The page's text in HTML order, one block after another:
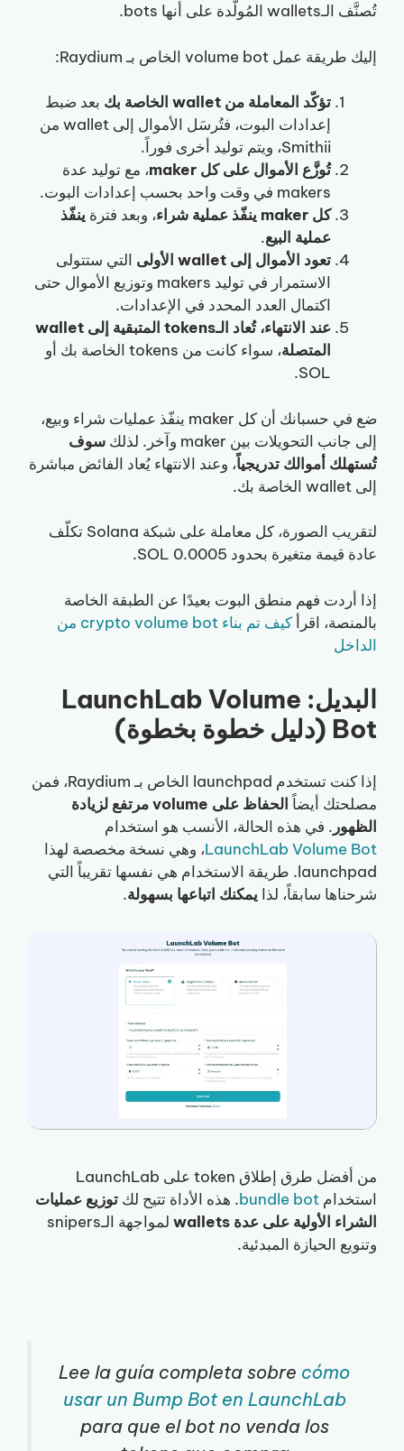
تُصنَّف الـwallets المُولَّدة على أنها bots.
إليك طريقة عمل volume bot الخاص بـ Raydium:
تؤكّد المعاملة من wallet الخاصة بك
بعد ضبط
إعدادات البوت، فتُرسَل الأموال إلى wallet من
Smithii، ويتم توليد أخرى فوراً.
تُوزَّع الأموال على كل maker
، مع توليد عدة
makers في وقت واحد بحسب إعدادات البوت.
كل maker ينفّذ عملية شراء
، وبعد فترة ينفّذ
عملية البيع.
تعود الأموال إلى wallet الأولى
التي ستتولى
الاستمرار في توليد makers وتوزيع الأموال حتى
اكتمال العدد المحدد في الإعدادات.
عند الانتهاء، تُعاد الـtokens المتبقية إلى wallet
المتصلة
، سواء كانت من tokens الخاصة بك أو
SOL.
ضع في حسبانك أن كل maker ينفّذ عمليات شراء وبيع،
إلى جانب التحويلات بين maker وآخر. لذلك
سوف
تُستهلك أموالك تدريجياً، وعند الانتهاء يُعاد الفائض مباشرة
إلى wallet الخاصة بك.
لتقريب الصورة، كل معاملة على شبكة Solana تكلّف
عادة قيمة متغيرة بحدود 0.0005 SOL.
إذا أردت فهم منطق البوت بعيدًا عن الطبقة الخاصة
بالمنصة، اقرأ
كيف تم بناء crypto volume bot من
الداخل
البديل: LaunchLab Volume
Bot (دليل خطوة بخطوة)
إذا كنت تستخدم launchpad الخاص بـ Raydium، فمن
مصلحتك أيضاً
الحفاظ على volume مرتفع لزيادة
الظهور . في هذه الحالة، الأنسب هو استخدام
LaunchLab Volume Bot، وهي نسخة مخصصة لهذا
launchpad. طريقة الاستخدام هي نفسها تقريباً التي
شرحناها سابقاً، لذا يمكنك اتباعها بسهولة.
من أفضل طرق إطلاق token على LaunchLab
استخدام bundle bot. هذه الأداة تتيح لك توزيع عمليات
الشراء الأولية على عدة wallets
لمواجهة الـsnipers
وتنويع الحيازة المبدئية.
Lee la guía completa sobre cómo
usar un Bump Bot en LaunchLab
para que el bot no venda los